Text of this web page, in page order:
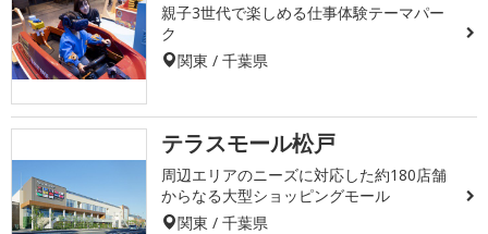
親子3世代で楽しめる仕事体験テーマパー
ク
関東 / 千葉県
テラスモール松戸
周辺エリアのニーズに対応した約180店舗
からなる大型ショッピングモール
関東 / 千葉県